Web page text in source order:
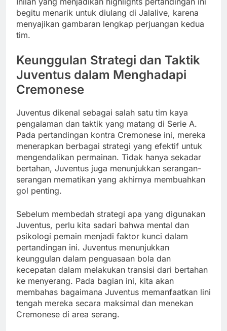
begitu menarik untuk diulang di Jalalive, karena
menyajikan gambaran lengkap perjuangan kedua
tim.
Keunggulan Strategi dan Taktik
Juventus dalam Menghadapi
Cremonese
Juventus dikenal sebagai salah satu tim kaya
pengalaman dan taktik yang matang di Serie A.
Pada pertandingan kontra Cremonese ini, mereka
menerapkan berbagai strategi yang efektif untuk
mengendalikan permainan. Tidak hanya sekadar
bertahan, Juventus juga menunjukkan serangan-
serangan mematikan yang akhirnya membuahkan
gol penting.
Sebelum membedah strategi apa yang digunakan
Juventus, perlu kita sadari bahwa mental dan
psikologi pemain menjadi faktor kunci dalam
pertandingan ini. Juventus menunjukkan
keunggulan dalam penguasaan bola dan
kecepatan dalam melakukan transisi dari bertahan
ke menyerang. Pada bagian ini, kita akan
membahas bagaimana Juventus memanfaatkan lini
tengah mereka secara maksimal dan menekan
Cremonese di area serang.